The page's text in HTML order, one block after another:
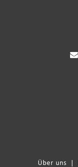
Über uns